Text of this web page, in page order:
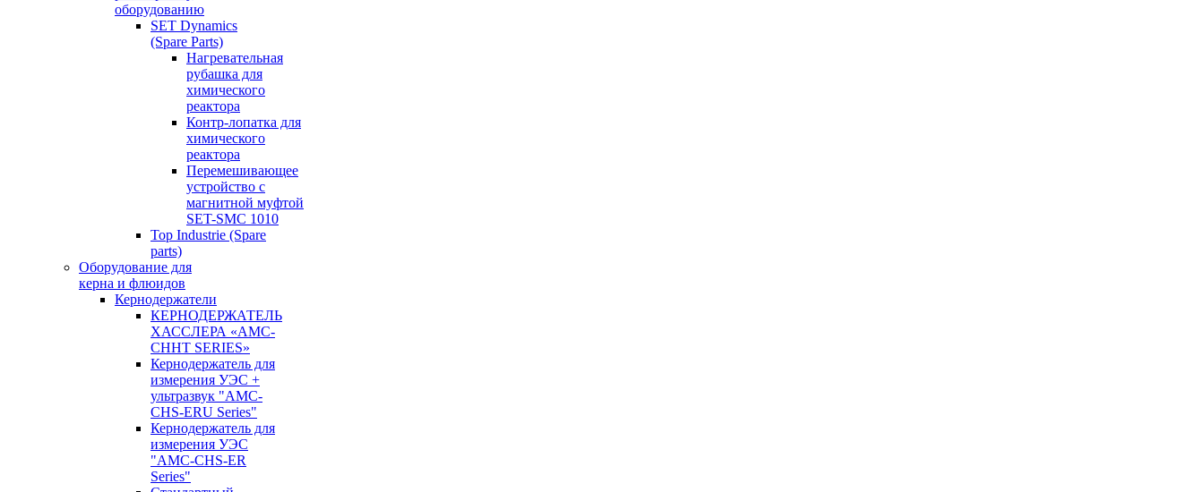
оборудованию
SET Dynamics
(Spare Parts)
Нагревательная
рубашка для
химического
реактора
Контр-лопатка для
химического
реактора
Перемешивающее
устройство с
магнитной муфтой
SET-SMC 1010
Top Industrie (Spare
parts)
Оборудование для
керна и флюидов
Кернодержатели
КЕРНОДЕРЖАТЕЛЬ
ХАССЛЕРА «AMC-
CHHT SERIES»
Кернодержатель для
измерения УЭС +
ультразвук "AMC-
CHS-ERU Series"
Кернодержатель для
измерения УЭС
"AMC-CHS-ER
Series"